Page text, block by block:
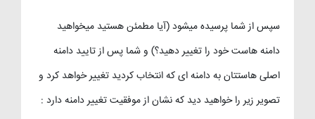
سپس از شما پرسیده میشود (آیا مطمئن هستید میخواهید
دامنه هاست خود را تغییر دهید؟) و شما پس از تایید دامنه
اصلی هاستتان به دامنه ای که انتخاب کردید تغییر خواهد کرد و
تصویر زیر را خواهید دید که نشان از موفقیت تغییر دامنه دارد :